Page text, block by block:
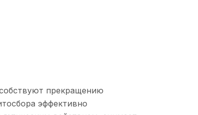
прекращению
эффективно